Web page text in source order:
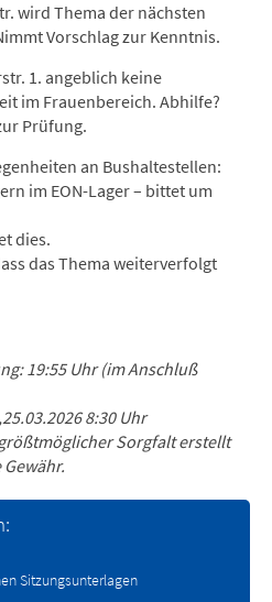
wird Thema der nächsten
Vorschlag zur Kenntnis.
1. angeblich keine
im Frauenbereich. Abhilfe?
Prüfung.
an Bushaltestellen:
im EON-Lager – bittet um
dies.
das Thema weiterverfolgt
19:55 Uhr (im Anschluß
8:30 Uhr
Sorgfalt erstellt
Sitzungsunterlagen